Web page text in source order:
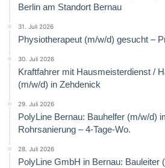
Berlin am Standort Bernau
31. Juli 2026
Physiotherapeut (m/w/d) gesucht –
30. Juli 2026
Kraftfahrer mit Hausmeisterdienst /
(m/w/d) in Zehdenick
29. Juli 2026
PolyLine Bernau: Bauhelfer (m/w/d)
Rohrsanierung – 4-Tage-Wo.
28. Juli 2026
PolyLine GmbH in Bernau: Bauleiter